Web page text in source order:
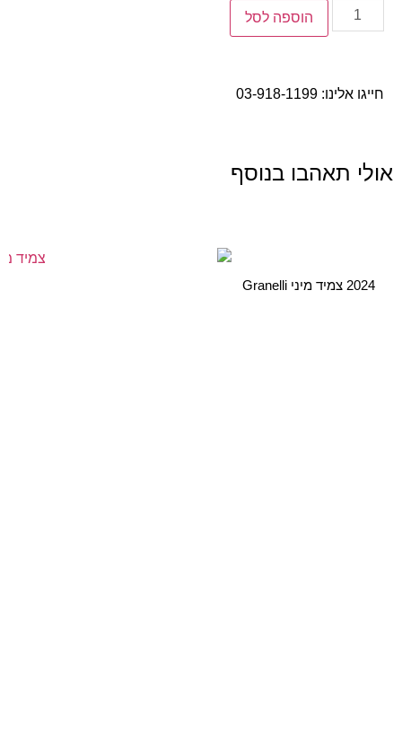
הוספה לסל
חייגו אלינו: 03-918-1199
אולי תאהבו בנוסף
2024 צמיד מיני Granelli